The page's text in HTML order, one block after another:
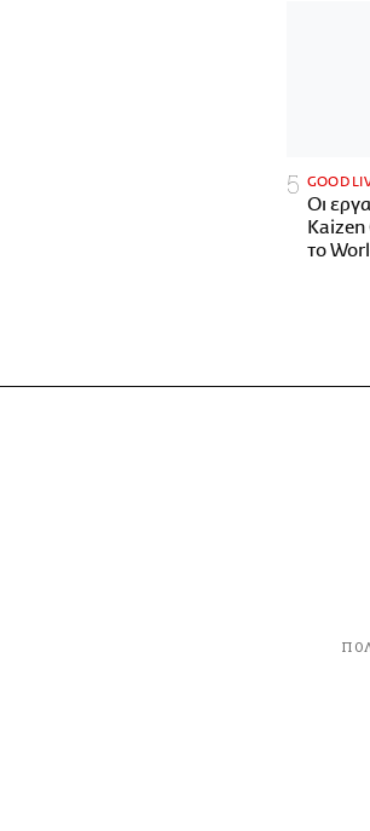
GOOD
Οι
το